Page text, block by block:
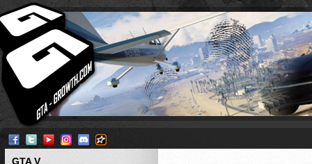
GTA V